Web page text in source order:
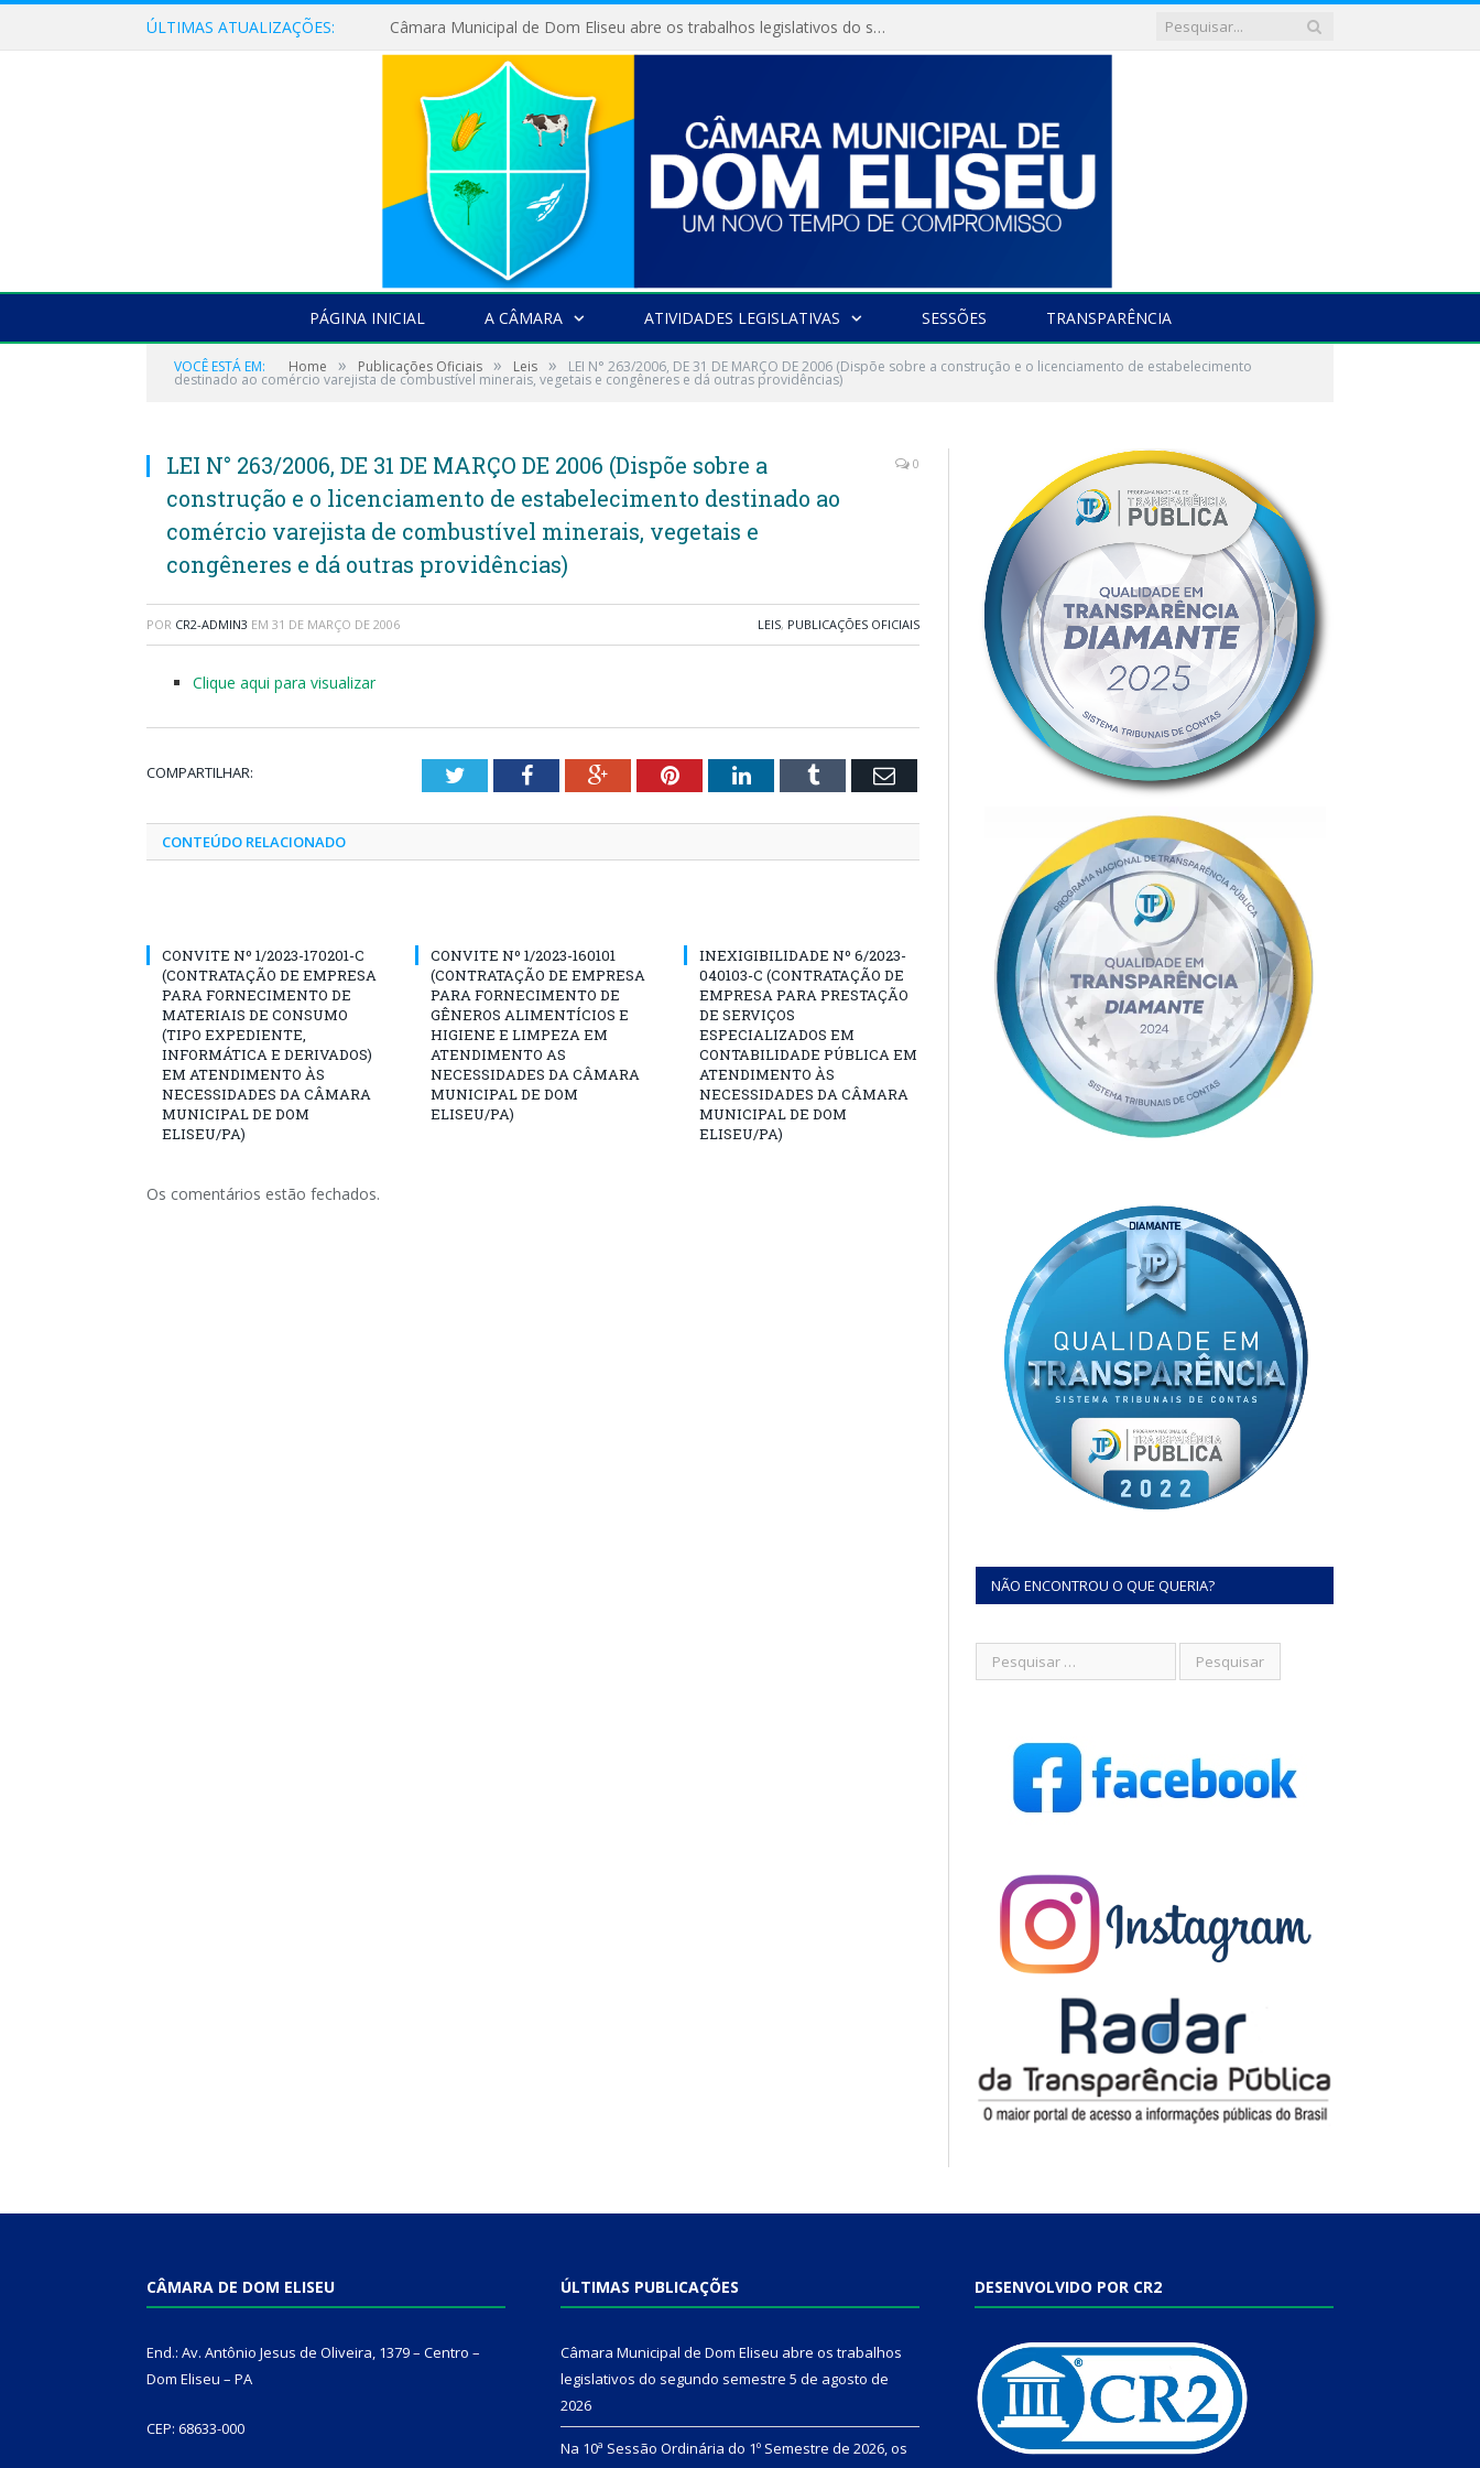
ÚLTIMAS ATUALIZAÇÕES: Câmara Municipal de Dom Eliseu abre os trabalhos legislativos do segundo semestre
PÁGINA INICIAL A CÂMARA ATIVIDADES LEGISLATIVAS SESSÕES TRANSPARÊNCIA
VOCÊ ESTÁ EM: Home » Publicações Oficiais » Leis » LEI N° 263/2006, DE 31 DE MARÇO DE 2006 (Dispõe sobre a construção e o licenciamento de estabelecimento
destinado ao comércio varejista de combustível minerais, vegetais e congêneres e dá outras providências)
LEI N° 263/2006, DE 31 DE MARÇO DE 2006 (Dispõe sobre a
construção e o licenciamento de estabelecimento destinado ao
comércio varejista de combustível minerais, vegetais e
congêneres e dá outras providências)
0
POR CR2-ADMIN3 EM 31 DE MARÇO DE 2006 LEIS, PUBLICAÇÕES OFICIAIS
Clique aqui para visualizar
COMPARTILHAR: TwitterFacebookGoogle+PinterestLinkedInTumblr Email
CONTEÚDO RELACIONADO
CONVITE Nº 1/2023-170201-C
(CONTRATAÇÃO DE EMPRESA
PARA FORNECIMENTO DE
MATERIAIS DE CONSUMO
(TIPO EXPEDIENTE,
INFORMÁTICA E DERIVADOS)
EM ATENDIMENTO ÀS
NECESSIDADES DA CÂMARA
MUNICIPAL DE DOM
ELISEU/PA)
CONVITE Nº 1/2023-160101
(CONTRATAÇÃO DE EMPRESA
PARA FORNECIMENTO DE
GÊNEROS ALIMENTÍCIOS E
HIGIENE E LIMPEZA EM
ATENDIMENTO AS
NECESSIDADES DA CÂMARA
MUNICIPAL DE DOM
ELISEU/PA)
INEXIGIBILIDADE Nº 6/2023-
040103-C (CONTRATAÇÃO DE
EMPRESA PARA PRESTAÇÃO
DE SERVIÇOS
ESPECIALIZADOS EM
CONTABILIDADE PÚBLICA EM
ATENDIMENTO ÀS
NECESSIDADES DA CÂMARA
MUNICIPAL DE DOM
ELISEU/PA)
Os comentários estão fechados.
NÃO ENCONTROU O QUE QUERIA?
CÂMARA DE DOM ELISEU
End.: Av. Antônio Jesus de Oliveira, 1379 – Centro –
Dom Eliseu – PA
CEP: 68633-000
ÚLTIMAS PUBLICAÇÕES
Câmara Municipal de Dom Eliseu abre os trabalhos
legislativos do segundo semestre 5 de agosto de
2026
Na 10ª Sessão Ordinária do 1º Semestre de 2026, os
DESENVOLVIDO POR CR2